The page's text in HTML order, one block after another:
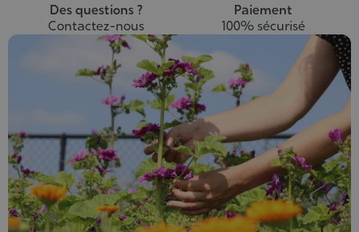
Des questions ?
Contactez-nous
Paiement
100% sécurisé